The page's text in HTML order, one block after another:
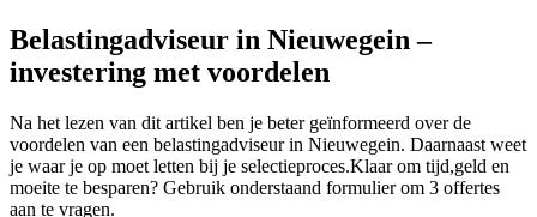
Belastingadviseur in Nieuwegein –
investering met voordelen
Na het lezen van dit artikel ben je beter geïnformeerd over de
voordelen van een belastingadviseur in Nieuwegein. Daarnaast weet
je waar je op moet letten bij je selectieproces.Klaar om tijd,geld en
moeite te besparen? Gebruik onderstaand formulier om 3 offertes
aan te vragen.